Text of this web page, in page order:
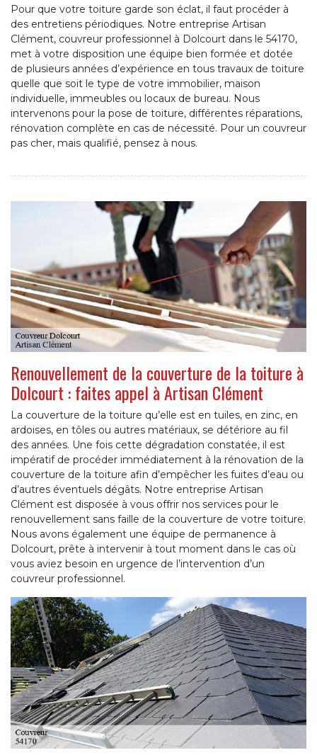
Pour que votre toiture garde son éclat, il faut procéder à
des entretiens périodiques. Notre entreprise Artisan
Clément, couvreur professionnel à Dolcourt dans le 54170,
met à votre disposition une équipe bien formée et dotée
de plusieurs années d’expérience en tous travaux de toiture
quelle que soit le type de votre immobilier, maison
individuelle, immeubles ou locaux de bureau. Nous
intervenons pour la pose de toiture, différentes réparations,
rénovation complète en cas de nécessité. Pour un couvreur
pas cher, mais qualifié, pensez à nous.
Renouvellement de la couverture de la toiture à
Dolcourt : faites appel à Artisan Clément
La couverture de la toiture qu’elle est en tuiles, en zinc, en
ardoises, en tôles ou autres matériaux, se détériore au fil
des années. Une fois cette dégradation constatée, il est
impératif de procéder immédiatement à la rénovation de la
couverture de la toiture afin d’empêcher les fuites d’eau ou
d’autres éventuels dégâts. Notre entreprise Artisan
Clément est disposée à vous offrir nos services pour le
renouvellement sans faille de la couverture de votre toiture.
Nous avons également une équipe de permanence à
Dolcourt, prête à intervenir à tout moment dans le cas où
vous aviez besoin en urgence de l’intervention d’un
couvreur professionnel.